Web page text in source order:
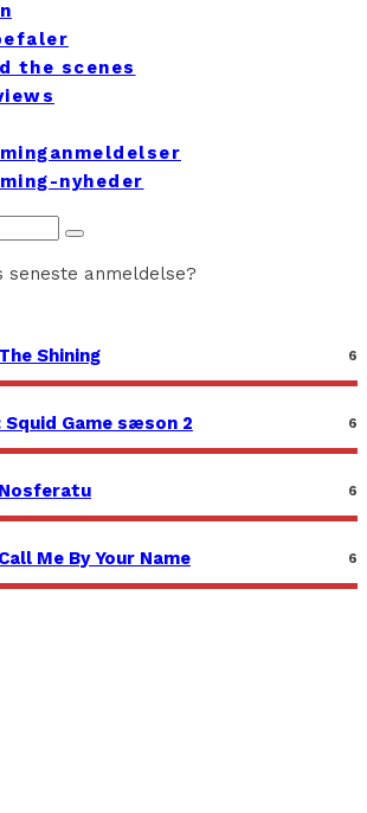
the scenes
nyheder
anmeldelse?
Shining 6
Game sæson 2 6
6
Me By Your Name 6